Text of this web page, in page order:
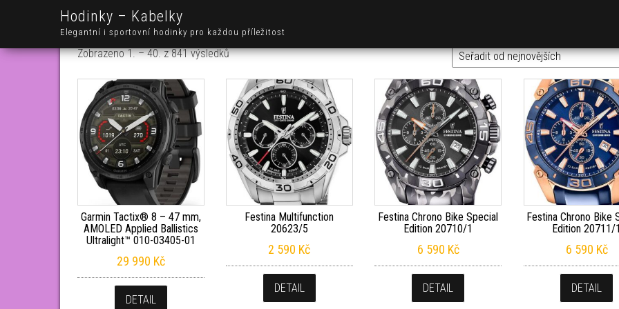
Hodinky – Kabelky
Elegantní i sportovní hodinky pro každou příležitost
Zobrazeno 1. – 40. z 841 výsledkůSeřazeno od nejnovějších
Garmin Tactix® 8 – 47 mm,
AMOLED Applied Ballistics
Ultralight™ 010-03405-01
29 990 Kč
DETAIL
Festina Multifunction
20623/5
2 590 Kč
DETAIL
Festina Chrono Bike Special
Edition 20710/1
6 590 Kč
DETAIL
Festina Chrono Bike
Edition 20711/1
6 590 Kč
DETAIL